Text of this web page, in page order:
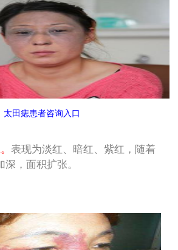
太田痣患者咨询入口
表现为淡红、暗红、紫红，随着
，面积扩张。